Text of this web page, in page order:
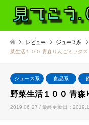
レビュー ジュース系
菜生活１００ 青森りんごミックス
ジュース系 食品系
野菜生活１００ 青森
2019.06.27 / 最終更新日：